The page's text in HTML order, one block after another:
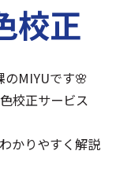
校正
MIYUです🌸
校正サービス
かりやすく解説